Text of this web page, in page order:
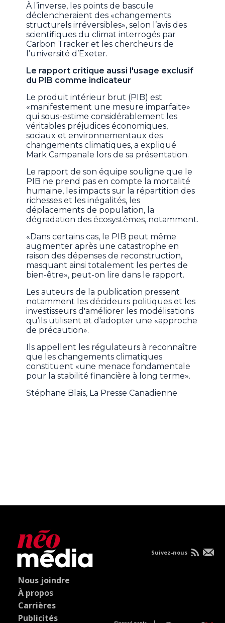
À l’inverse, les points de bascule
déclencheraient des «changements
structurels irréversibles», selon l’avis des
scientifiques du climat interrogés par
Carbon Tracker et les chercheurs de
l’université d’Exeter.
Le rapport critique aussi l'usage exclusif
du PIB comme indicateur
Le produit intérieur brut (PIB) est
«manifestement une mesure imparfaite»
qui sous-estime considérablement les
véritables préjudices économiques,
sociaux et environnementaux des
changements climatiques, a expliqué
Mark Campanale lors de sa présentation.
Le rapport de son équipe souligne que le
PIB ne prend pas en compte la mortalité
humaine, les impacts sur la répartition des
richesses et les inégalités, les
déplacements de population, la
dégradation des écosystèmes, notamment.
«Dans certains cas, le PIB peut même
augmenter après une catastrophe en
raison des dépenses de reconstruction,
masquant ainsi totalement les pertes de
bien-être», peut-on lire dans le rapport.
Les auteurs de la publication pressent
notamment les décideurs politiques et les
investisseurs d'améliorer les modélisations
qu’ils utilisent et d'adopter une «approche
de précaution».
Ils appellent les régulateurs à reconnaître
que les changements climatiques
constituent «une menace fondamentale
pour la stabilité financière à long terme».
Stéphane Blais, La Presse Canadienne
Nous joindre
À propos
Carrières
Publicités
Suivez-nous